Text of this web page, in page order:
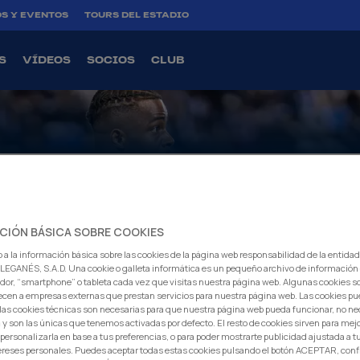
Y EVENTOS TOURS DEL ESTADIO
VÍDEOS SOCIOS CLUB
AL ATLAS
F.C. llegaron a un acuerdo para el traspaso del
26 años de edad, al club mexicano.
cierra su etapa como blanquiazul tras año y medio en
procedente del Aberdeen escocés, disputando 48
los que anotó cuatro goles.
la mejor de las suertes en esta nueva etapa profesional.
BÁSICA SOBRE COOKIES
a la información básica sobre las cookies de la página web responsabilidad de la
LEGANÉS, S.A.D. Una cookie o galleta informática es un pequeño archivo de
“smartphone” o tableta cada vez que visitas nuestra página web. Algunas cookies
a empresas externas que prestan servicios para nuestra página web. Las cookies
cookies técnicas son necesarias para que nuestra página web pueda funcionar, no
son las únicas que tenemos activadas por defecto. El resto de cookies sirven para
en base a tus preferencias, o para poder mostrarte publicidad ajustada a
personales. Puedes aceptar todas estas cookies pulsando el botón ACEPTAR,